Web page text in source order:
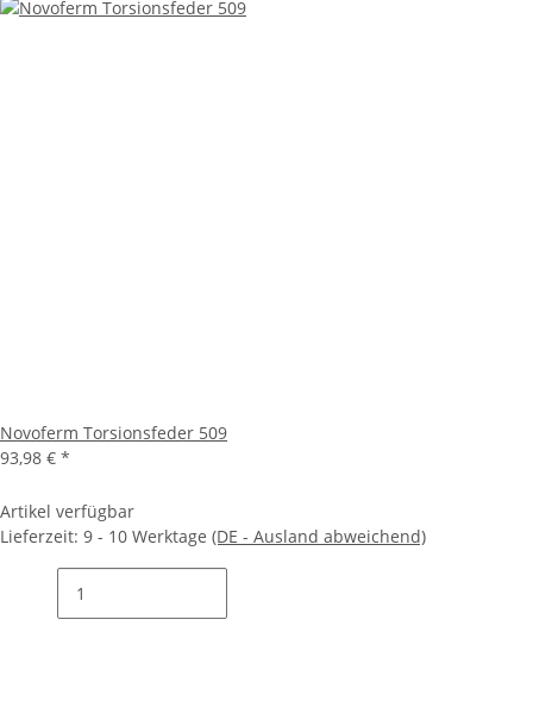
Novoferm Torsionsfeder 509
93,98 € *
Artikel verfügbar
Lieferzeit: 9 - 10 Werktage (DE - Ausland abweichend)